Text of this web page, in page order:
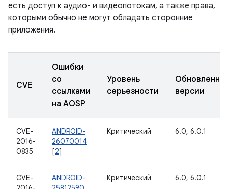
есть доступ к аудио- и видеопотокам, а также права,
которыми обычно не могут обладать сторонние
приложения.
CVE
Ошибки
со
ссылками
на AOSP
Уровень
серьезности
версии
CVE-
2016-
0835
ANDROID-
26070014
[2]
Критический 6.0, 6.0.1
CVE-
ANDROID-
Критический 6.0, 6.0.1